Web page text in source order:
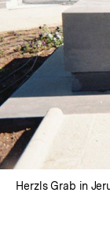
Herzls Grab in